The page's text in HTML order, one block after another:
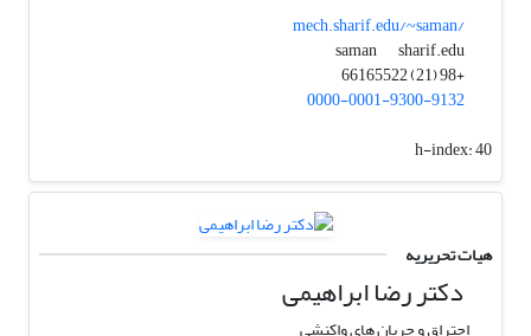
mech.sharif.edu/~saman/
saman
sharif.edu
+98 (21) 66165522
0000-0001-9300-9132
h-index:40
هیات تحریریه
دکتر رضا ابراهیمی
احتراق و جریان های واکنشی